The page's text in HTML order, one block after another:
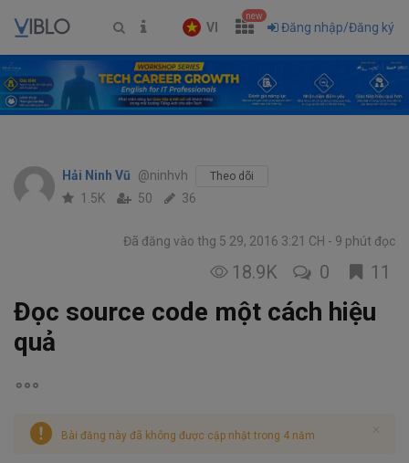
VI
new
Đăng nhập/Đăng ký
Hải Ninh Vũ @ninhvh Theo dõi
1.5K 50 36
Đã đăng vào thg 5 29, 2016 3:21 CH 9 phút đọc
18.9K 0 11
Đọc source code một cách hiệu
quả
Bài đăng này đã không được cập nhật trong 4 năm